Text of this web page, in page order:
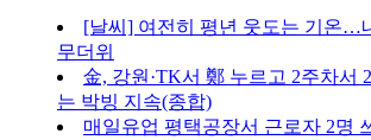
[날씨] 여전히 평년 웃도는 기온…
무더위
金, 강원·TK서 鄭 누르고 2주차서
는 박빙 지속(종합)
매일유업 평택공장서 근로자 2명